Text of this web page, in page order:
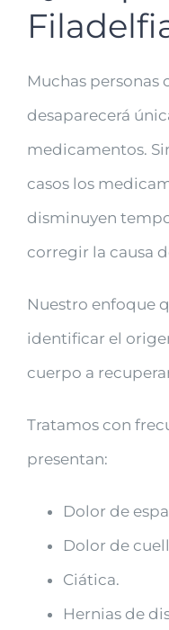
Muchas personas
desaparecerá
medicamentos.
casos los
disminuyen
corregir la causa
Nuestro enfoque
identificar el
cuerpo a
Tratamos con
presentan:
Dolor de
Dolor de
Ciática.
Hernias de